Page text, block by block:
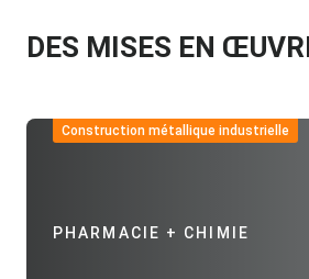
DES MISES EN
Construction métallique industrielle
PHARMACIE + CHIMIE